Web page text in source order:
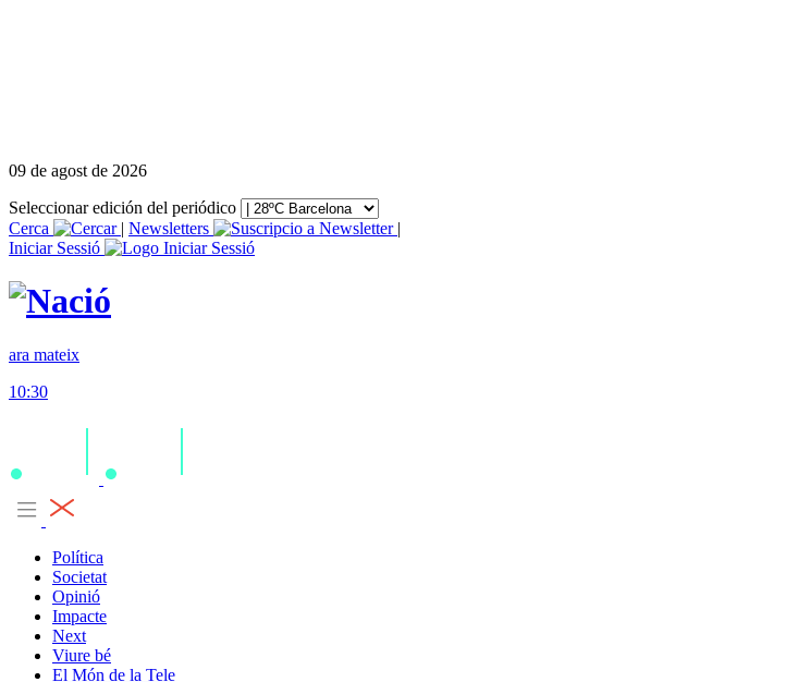
09 de agost de 2026
Seleccionar edición del periódico
Cerca
| Newsletters
|
Iniciar Sessió
ara mateix
10:30
Política
Societat
Opinió
Impacte
Next
Viure bé
El Món de la Tele